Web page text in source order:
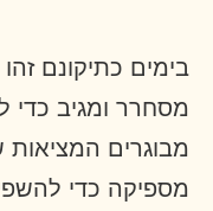
בימים כתיקונם
מסחרר ומגיב כדי
מבוגרים
מספיקה כדי